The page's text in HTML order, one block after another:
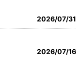
2026/07/31
2026/07/16